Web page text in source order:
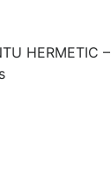
HERMETIC –